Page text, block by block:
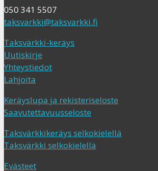
050 341 5507
taksvarkki@taksvarkki.fi
Taksvärkki-keräys
Uutiskirje
Yhteystiedot
Lahjoita
Keräyslupa ja rekisteriseloste
Saavutettavuusseloste
Taksvärkkikeräys selkokielellä
Taksvärkki selkokielellä
Evästeet